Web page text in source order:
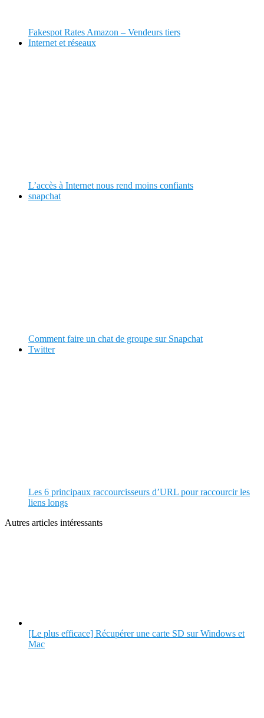
Fakespot Rates Amazon – Vendeurs tiers
Internet et réseaux
L’accès à Internet nous rend moins confiants
snapchat
Comment faire un chat de groupe sur Snapchat
Twitter
Les 6 principaux raccourcisseurs d’URL pour raccourcir les
liens longs
Autres articles intéressants
[Le plus efficace] Récupérer une carte SD sur Windows et
Mac